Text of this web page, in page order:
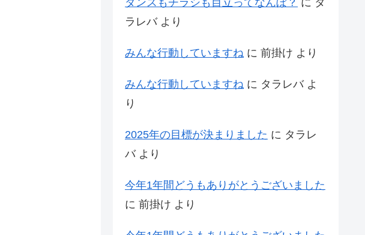
ダンスもチラシも目立ってなんぼ？ に タ
ラレバより
みんな行動していますね に 前掛け より
みんな行動していますね に タラレバよ
り
2025年の目標が決まりました に タラレ
バより
今年1年間どうもありがとうございました
に 前掛け より